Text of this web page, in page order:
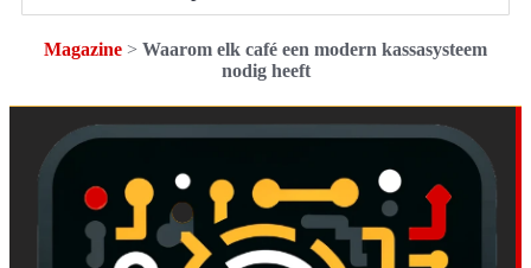
Magazine > Waarom elk café een modern kassasysteem
nodig heeft